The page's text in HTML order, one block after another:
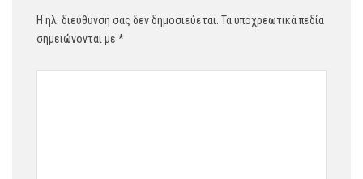
Η ηλ. διεύθυνση σας δεν δημοσιεύεται. Τα υποχρεωτικά πεδία
σημειώνονται με *